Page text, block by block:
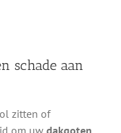
schade aan
zitten of